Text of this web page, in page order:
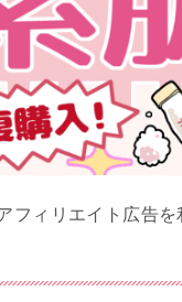
フィリエイト広告を